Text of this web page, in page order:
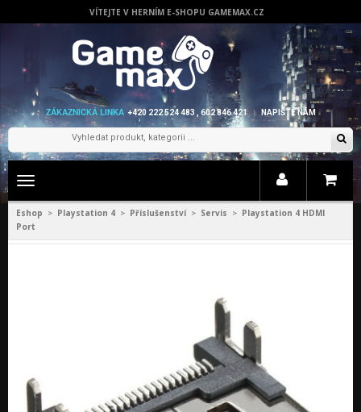
VÍTEJTE V HERNÍM E-SHOPU GAMEMAX.CZ
ZÁKAZNICKÁ LINKA +420 222 524 483 , 602 846 421 NAPIŠTE NÁM
Zobrazit
Eshop > Playstation 4 > Příslušenství > Servis > Playstation 4 HDMI
Port